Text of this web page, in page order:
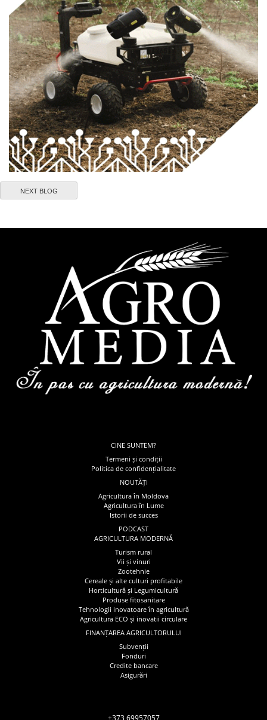
NEXT BLOG
CINE SUNTEM?
Termeni și condiții
Politica de confidențialitate
NOUTĂȚI
Agricultura în Moldova
Agricultura în Lume
Istorii de succes
PODCAST
AGRICULTURA MODERNĂ
Turism rural
Vii și vinuri
Zootehnie
Cereale și alte culturi profitabile
Horticultură și Legumicultură
Produse fitosanitare
Tehnologii inovatoare în agricultură
Agricultura ECO și inovatii circulare
FINANȚAREA AGRICULTORULUI
Subvenții
Fonduri
Credite bancare
Asigurări
+373 69957057